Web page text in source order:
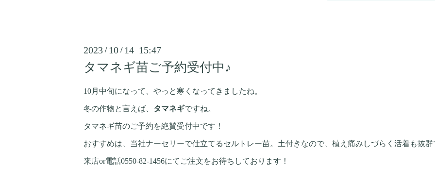
2023 / 10 / 14 15:47
タマネギ苗ご予約受付中♪
10月中旬になって、やっと寒くなってきましたね。
冬の作物と言えば、 タマネギですね。
タマネギ苗のご予約を絶賛受付中です！
おすすめは、当社ナーセリーで仕立てるセルトレー苗。土付きなので、植え痛みしづらく活着も抜群
来店or電話0550-82-1456にてご注文をお待ちしております！